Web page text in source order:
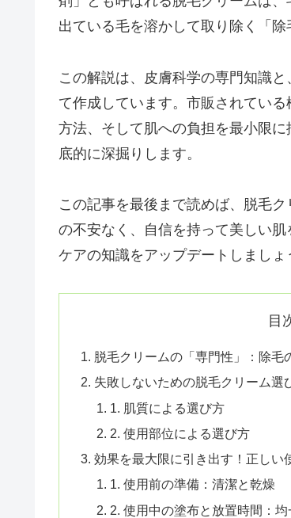
出ている毛を溶かして取り除く「除
この解説は、皮膚科学の専門知識
て作成しています。市販されてい
方法、そして肌への負担を最小限
底的に深掘りします。
この記事を最後まで読めば、脱毛
の不安なく、自信を持って美しい
ケアの知識をアップデートしましょ
目
脱毛クリームの「専門性」：除毛
失敗しないための脱毛クリーム選
1. 肌質による選び方
2. 使用部位による選び方
効果を最大限に引き出す！正しい
1. 使用前の準備：清潔と乾燥
2. 使用中の塗布と放置時間：